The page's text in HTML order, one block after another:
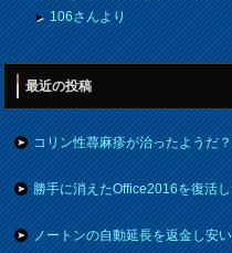
106さんより
最近の投稿
コリン性蕁麻疹が治ったようだ
勝手に消えたOffice2016を復活
ノートンの自動延長を返金し安